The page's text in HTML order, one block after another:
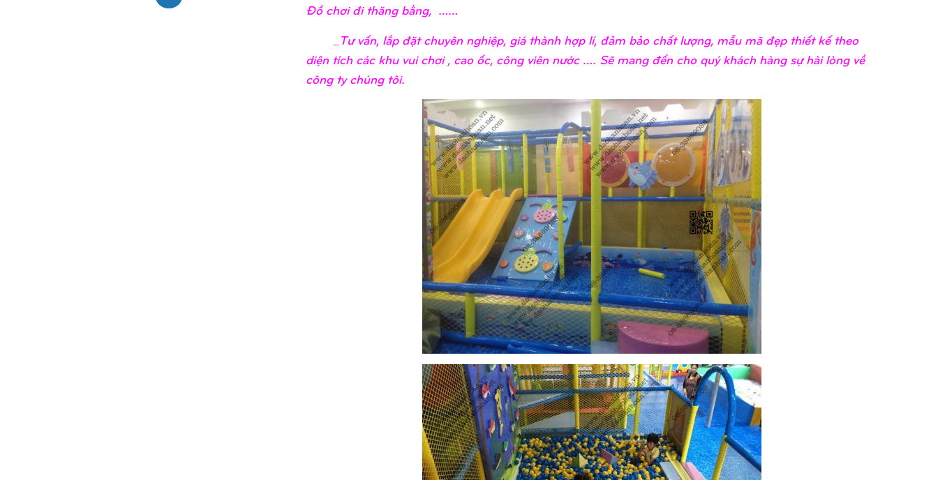
Đồ chơi đi thăng bằng, ……
_Tư vấn, lắp đặt chuyên nghiệp, giá thành hợp lí, đảm bảo chất lượng, mẫu mã đẹp thiết kế theo
diện tích các khu vui chơi , cao ốc, công viên nước …. Sẽ mang đến cho quý khách hàng sự hài lòng về
công ty chúng tôi.